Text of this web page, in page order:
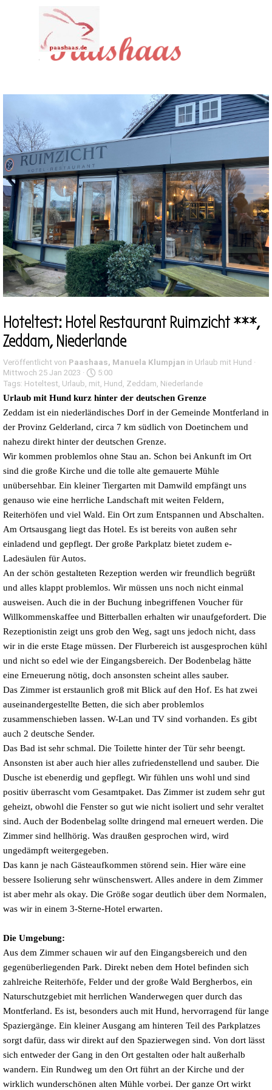
Menü überspringen
Hoteltest: Hotel Restaurant Ruimzicht ***,
Zeddam, Niederlande
Veröffentlicht von Paashaas, Manuela Klumpjan in Urlaub mit Hund ·
Mittwoch 25 Jan 2023 ·
5:00
Tags: Hoteltest Urlaub mit Hund Zeddam Niederlande
Urlaub mit Hund kurz hinter der deutschen Grenze
Zeddam ist ein niederländisches Dorf in der Gemeinde Montferland in
der Provinz Gelderland, circa 7 km südlich von Doetinchem und
nahezu direkt hinter der deutschen Grenze.
Wir kommen problemlos ohne Stau an. Schon bei Ankunft im Ort
sind die große Kirche und die tolle alte gemauerte Mühle
unübersehbar. Ein kleiner Tiergarten mit Damwild empfängt uns
genauso wie eine herrliche Landschaft mit weiten Feldern,
Reiterhöfen und viel Wald. Ein Ort zum Entspannen und Abschalten.
Am Ortsausgang liegt das Hotel. Es ist bereits von außen sehr
einladend und gepflegt. Der große Parkplatz bietet zudem e-
Ladesäulen für Autos.
An der schön gestalteten Rezeption werden wir freundlich begrüßt
und alles klappt problemlos. Wir müssen uns noch nicht einmal
ausweisen. Auch die in der Buchung inbegriffenen Voucher für
Willkommenskaffee und Bitterballen erhalten wir unaufgefordert. Die
Rezeptionistin zeigt uns grob den Weg, sagt uns jedoch nicht, dass
wir in die erste Etage müssen. Der Flurbereich ist ausgesprochen kühl
und nicht so edel wie der Eingangsbereich. Der Bodenbelag hätte
eine Erneuerung nötig, doch ansonsten scheint alles sauber.
Das Zimmer ist erstaunlich groß mit Blick auf den Hof. Es hat zwei
auseinandergestellte Betten, die sich aber problemlos
zusammenschieben lassen. W-Lan und TV sind vorhanden. Es gibt
auch 2 deutsche Sender.
Das Bad ist sehr schmal. Die Toilette hinter der Tür sehr beengt.
Ansonsten ist aber auch hier alles zufriedenstellend und sauber. Die
Dusche ist ebenerdig und gepflegt. Wir fühlen uns wohl und sind
positiv überrascht vom Gesamtpaket. Das Zimmer ist zudem sehr gut
geheizt, obwohl die Fenster so gut wie nicht isoliert und sehr veraltet
sind. Auch der Bodenbelag sollte dringend mal erneuert werden. Die
Zimmer sind hellhörig. Was draußen gesprochen wird, wird
ungedämpft weitergegeben.
Das kann je nach Gästeaufkommen störend sein. Hier wäre eine
bessere Isolierung sehr wünschenswert. Alles andere in dem Zimmer
ist aber mehr als okay. Die Größe sogar deutlich über dem Normalen,
was wir in einem 3-Sterne-Hotel erwarten.
Die Umgebung:
Aus dem Zimmer schauen wir auf den Eingangsbereich und den
gegenüberliegenden Park. Direkt neben dem Hotel befinden sich
zahlreiche Reiterhöfe, Felder und der große Wald Bergherbos, ein
Naturschutzgebiet mit herrlichen Wanderwegen quer durch das
Montferland. Es ist, besonders auch mit Hund, hervorragend für lange
Spaziergänge. Ein kleiner Ausgang am hinteren Teil des Parkplatzes
sorgt dafür, dass wir direkt auf den Spazierwegen sind. Von dort lässt
sich entweder der Gang in den Ort gestalten oder halt außerhalb
wandern. Ein Rundweg um den Ort führt an der Kirche und der
wirklich wunderschönen alten Mühle vorbei. Der ganze Ort wirkt